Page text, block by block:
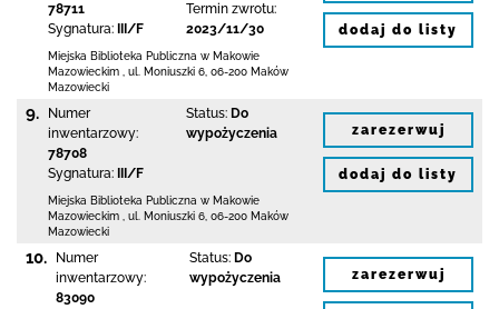
78711
Sygnatura:
III/F
Termin zwrotu:
2023/11/30
Miejska Biblioteka Publiczna w Makowie
Mazowieckim
ul. Moniuszki 6 06-200 Maków
Mazowiecki
dodaj do listy
9.
Numer
inwentarzowy:
78708
Sygnatura:
III/F
Status: Do
wypożyczenia
Miejska Biblioteka Publiczna w Makowie
Mazowieckim
ul. Moniuszki 6 06-200 Maków
Mazowiecki
zarezerwuj
dodaj do listy
10.
Numer
inwentarzowy:
83090
Status: Do
wypożyczenia
zarezerwuj